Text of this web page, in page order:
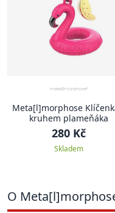
Meta[l]morphose
kruhem plameňáka
280 Kč
Skladem
O